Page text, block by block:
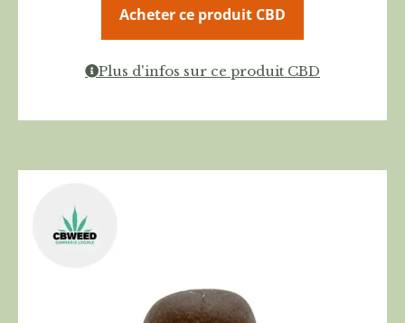
Acheter ce produit CBD
Plus d'infos sur ce produit CBD